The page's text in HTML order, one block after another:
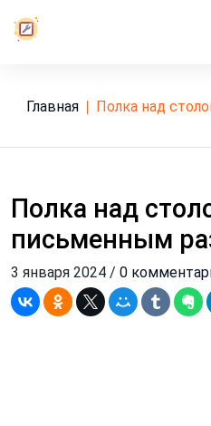
Главная полка над
Полка над
письменным
3 января 2024 / 0